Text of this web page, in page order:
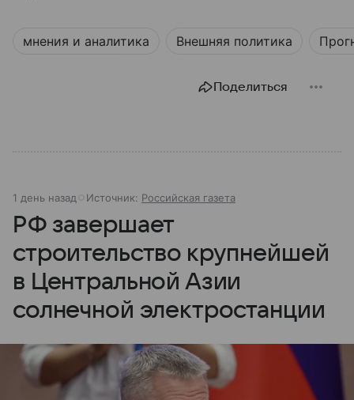
мнения и аналитика Внешняя политика
Поделиться
1 день назад Источник: Российская газета
РФ завершает
строительство крупнейшей
в Центральной Азии
солнечной электростанции